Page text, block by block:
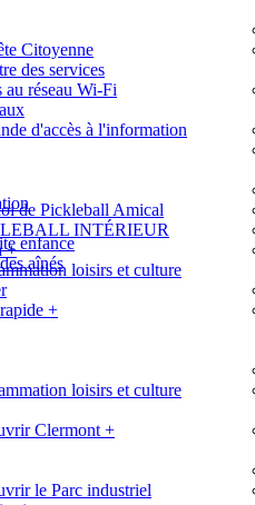
enfance
aînés
Citoyenne
des services
au réseau Wi-Fi
d'accès à l'information
de Pickleball Amical
INTÉRIEUR
+
loisirs et culture
+
loisirs et culture
Clermont +
le Parc industriel